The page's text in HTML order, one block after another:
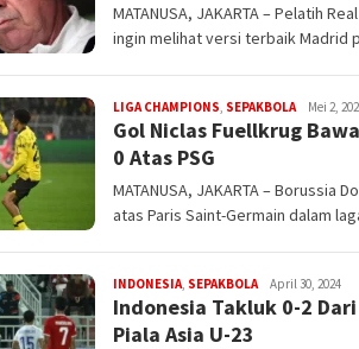
MATANUSA, JAKARTA – Pelatih
ingin melihat versi terbaik Madrid
LIGA CHAMPIONS, SEPAKBOLASteven
Darma
Julian
Mei 2,
Gol Niclas Fuellkrug
0 Atas PSG
MATANUSA, JAKARTA – Borussia
atas Paris Saint-Germain dalam
INDONESIA, SEPAKBOLASteven
Darma
April 30, 2024
Indonesia Takluk 0-2
Piala Asia U-23